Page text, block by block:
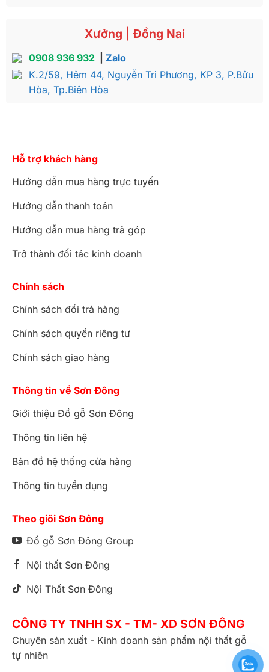
Xưởng | Đồng Nai
0908 936 932
Zalo
K.2/59, Hẻm 44, Nguyễn Tri Phương, KP 3, P.Bửu
Hòa, Tp.Biên Hòa
Hỗ trợ khách hàng
Hướng dẫn mua hàng trực tuyến
Hướng dẫn thanh toán
Hướng dẫn mua hàng trả góp
Trở thành đối tác kinh doanh
Chính sách
Chính sách đổi trả hàng
Chính sách quyền riêng tư
Chính sách giao hàng
Thông tin về Sơn Đông
Giới thiệu Đồ gỗ Sơn Đông
Thông tin liên hệ
Bản đồ hệ thống cửa hàng
Thông tin tuyển dụng
Theo giõi Sơn Đông
Đồ gỗ Sơn Đông Group
Nội thất Sơn Đông
Nội Thất Sơn Đông
CÔNG TY TNHH SX - TM- XD SƠN ĐÔNG
Chuyên sản xuất - Kinh doanh sản phẩm nội thất gỗ
tự nhiên